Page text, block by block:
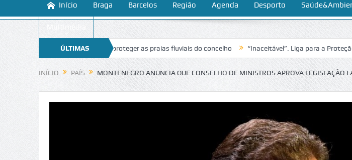
Início Braga Barcelos Região Agenda Desporto
Multimédia
ÚLTIMAS
NOTÍCIAS
ensina a conhecer e proteger as praias fluviais do concelho “Inaceitável”. Liga para a Proteção da
INÍCIO PAÍS MONTENEGRO ANUNCIA QUE CONSELHO DE MINISTROS APROVA LEGISLAÇÃO